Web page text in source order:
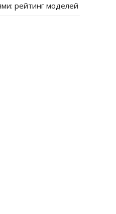
рейтинг моделей